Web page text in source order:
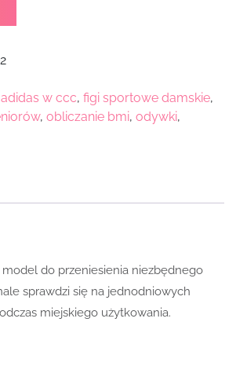
w ccc, figi sportowe damskie,
, obliczanie bmi, odywki,
do przeniesienia niezbędnego
sprawdzi się na jednodniowych
miejskiego użytkowania.